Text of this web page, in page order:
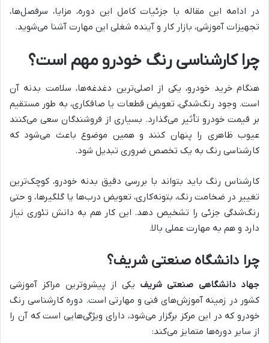
در ادامه این مقاله با جزئیات کامل این دوره، مزایا، سرفصل‌ها،
تجهیزات آموزشی، بازار کار و آینده شغلی این مهارت آشنا می‌شوید.
چرا کارشناسی رنگ خودرو مهم است؟
هنگام خرید خودرو، یکی از اصلی‌ترین دغدغه‌ها، سلامت بدنه آن
است. وجود رنگ‌شدگی، تعویض قطعات یا صافکاری، به طور مستقیم
بر قیمت خودرو تأثیر می‌گذارد. بسیاری از فروشندگان سعی می‌کنند
عیوب ظاهری را پنهان کنند و همین موضوع باعث می‌شود که
کارشناسی رنگ به یک تخصص ضروری تبدیل شود.
کارشناس رنگ باید بتواند با بررسی دقیق بدنه خودرو، کوچک‌ترین
تغییر در ضخامت رنگ، بتونه‌کاری، تعویض درب‌ها یا گلگیرها، و حتی
رنگ‌شدگی جزئی را تشخیص دهد. این کار هم به دانش تئوری نیاز
دارد و هم به مهارت عملی بالا.
چرا دانشگاه صنعتی شریف؟
جهاد دانشگاهی صنعتی شریف یکی از پیشروترین مراکز آموزشی
کشور در زمینه آموزش‌های فنی و مهارتی است. دوره کارشناسی رنگ
خودرو که در این مرکز برگزار می‌شود، دارای ویژگی‌هایی است که آن را
از سایر دوره‌ها متمایز می‌کند: